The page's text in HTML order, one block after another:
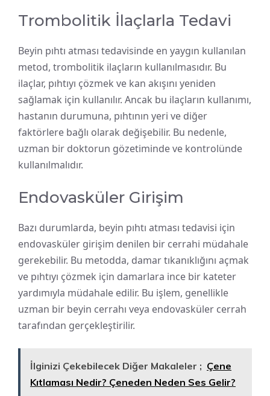
Trombolitik İlaçlarla Tedavi
Beyin pıhtı atması tedavisinde en yaygın kullanılan
metod, trombolitik ilaçların kullanılmasıdır. Bu
ilaçlar, pıhtıyı çözmek ve kan akışını yeniden
sağlamak için kullanılır. Ancak bu ilaçların kullanımı,
hastanın durumuna, pıhtının yeri ve diğer
faktörlere bağlı olarak değişebilir. Bu nedenle,
uzman bir doktorun gözetiminde ve kontrolünde
kullanılmalıdır.
Endovasküler Girişim
Bazı durumlarda, beyin pıhtı atması tedavisi için
endovasküler girişim denilen bir cerrahi müdahale
gerekebilir. Bu metodda, damar tıkanıklığını açmak
ve pıhtıyı çözmek için damarlara ince bir kateter
yardımıyla müdahale edilir. Bu işlem, genellikle
uzman bir beyin cerrahı veya endovasküler cerrah
tarafından gerçekleştirilir.
İlginizi Çekebilecek Diğer Makaleler ; Çene
Kıtlaması Nedir? Çeneden Neden Ses Gelir?